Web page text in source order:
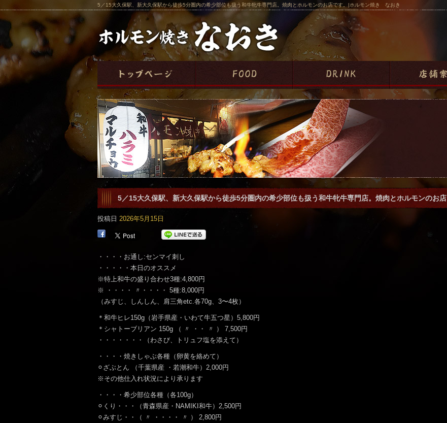
5／15大久保駅、新大久保駅から徒歩5分圏内の希少部位も扱う和牛牝牛専門店。焼肉とホルモンのお店です。|ホルモン焼き なおき
5／15大久保駅、新大久保駅から徒歩5分圏内の希少部位も扱う和牛牝牛専門店。焼肉とホルモンのお店
です。
投稿日 2026年5月15日
・・・・お通し:センマイ刺し
・・・・・本日のオススメ
※特上和牛の盛り合わせ3種:4,800円
※ ・・・・ 〃・・・・ 5種:8,000円
（みすじ、しんしん、肩三角etc.各70g、3〜4枚）
＊和牛ヒレ150g（岩手県産・いわて牛五つ星）5,800円
＊シャトーブリアン 150g （ 〃 ・・ 〃 ） 7,500円
・・・・・・・（わさび、トリュフ塩を添えて）
・・・・焼きしゃぶ各種（卵黄を絡めて）
⚪︎ざぶとん （千葉県産 ・若潮和牛）2,000円
※その他仕入れ状況により承ります
・・・・希少部位各種（各100g）
⚪︎くり・・・（青森県産・NAMIKI和牛）2,500円
⚪︎みすじ・・（ 〃 ・・・・ 〃 ） 2,800円